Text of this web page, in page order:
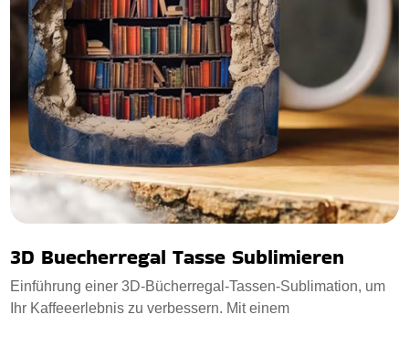
3D Buecherregal Tasse Sublimieren
Einführung einer 3D-Bücherregal-Tassen-Sublimation, um
Ihr Kaffeeerlebnis zu verbessern. Mit einem